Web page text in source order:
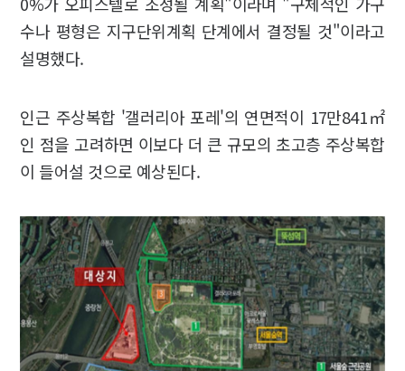
수나 평형은 지구단위계획 단계에서 결정될 것"이라고
설명했다.
인근 주상복합 '갤러리아 포레'의 연면적이 17만841㎡
인 점을 고려하면 이보다 더 큰 규모의 초고층 주상복합
이 들어설 것으로 예상된다.